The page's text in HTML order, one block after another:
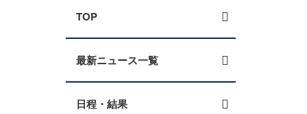
TOP
最新ニュース一覧
日程・結果